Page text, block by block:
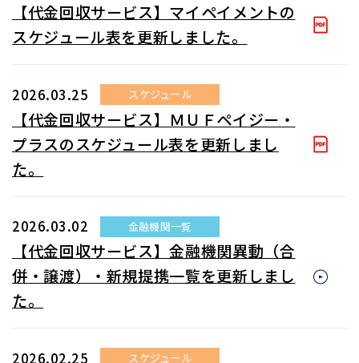
【代金回収サービス】マイペイメントの
スケジュール表を更新しました。
2026.03.25 スケジュール
【代金回収サービス】ＭＵＦペイジー・
プラスのスケジュール表を更新しまし
た。
2026.03.02 金融機関一覧
【代金回収サービス】金融機関異動（合
併・譲渡）・新規提携一覧を更新しまし
た。
2026.02.25 スケジュール